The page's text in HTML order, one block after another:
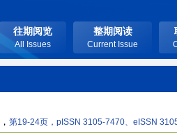
往期阅览
All Issues
整期阅读
Current Issue
， 第19-24页，pISSN 3105-7470、eISSN